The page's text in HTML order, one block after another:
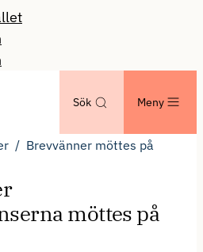
Sök Meny
Brevvänner möttes på
möttes på